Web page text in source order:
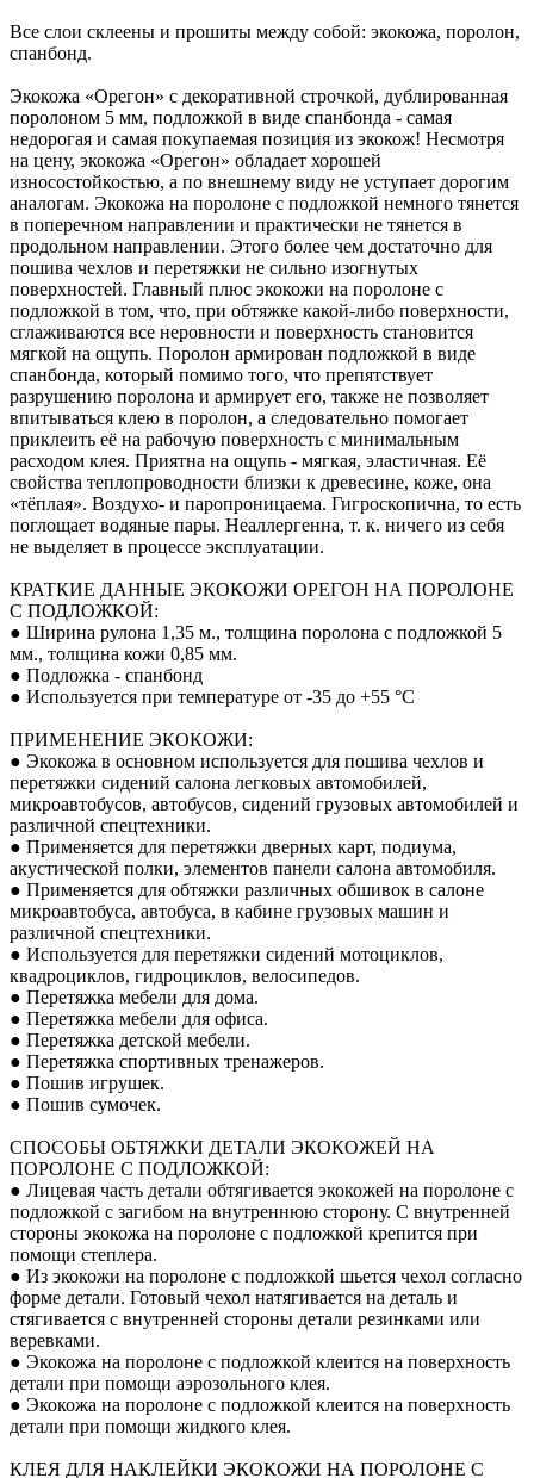
Все слои склеены и прошиты между собой: экокожа, поролон,
спанбонд.
Экокожа «Орегон» с декоративной строчкой, дублированная
поролоном 5 мм, подложкой в виде спанбонда - самая
недорогая и самая покупаемая позиция из экокож! Несмотря
на цену, экокожа «Орегон» обладает хорошей
износостойкостью, а по внешнему виду не уступает дорогим
аналогам. Экокожа на поролоне с подложкой немного тянется
в поперечном направлении и практически не тянется в
продольном направлении. Этого более чем достаточно для
пошива чехлов и перетяжки не сильно изогнутых
поверхностей. Главный плюс экокожи на поролоне с
подложкой в том, что, при обтяжке какой-либо поверхности,
сглаживаются все неровности и поверхность становится
мягкой на ощупь. Поролон армирован подложкой в виде
спанбонда, который помимо того, что препятствует
разрушению поролона и армирует его, также не позволяет
впитываться клею в поролон, а следовательно помогает
приклеить её на рабочую поверхность с минимальным
расходом клея. Приятна на ощупь - мягкая, эластичная. Её
свойства теплопроводности близки к древесине, коже, она
«тёплая». Воздухо- и паропроницаема. Гигроскопична, то есть
поглощает водяные пары. Неаллергенна, т. к. ничего из себя
не выделяет в процессе эксплуатации.
КРАТКИЕ ДАННЫЕ ЭКОКОЖИ ОРЕГОН НА ПОРОЛОНЕ
С ПОДЛОЖКОЙ:
● Ширина рулона 1,35 м., толщина поролона с подложкой 5
мм., толщина кожи 0,85 мм.
● Подложка - спанбонд
● Используется при температуре от -35 до +55 °С
ПРИМЕНЕНИЕ ЭКОКОЖИ:
● Экокожа в основном используется для пошива чехлов и
перетяжки сидений салона легковых автомобилей,
микроавтобусов, автобусов, сидений грузовых автомобилей и
различной спецтехники.
● Применяется для перетяжки дверных карт, подиума,
акустической полки, элементов панели салона автомобиля.
● Применяется для обтяжки различных обшивок в салоне
микроавтобуса, автобуса, в кабине грузовых машин и
различной спецтехники.
● Используется для перетяжки сидений мотоциклов,
квадроциклов, гидроциклов, велосипедов.
● Перетяжка мебели для дома.
● Перетяжка мебели для офиса.
● Перетяжка детской мебели.
● Перетяжка спортивных тренажеров.
● Пошив игрушек.
● Пошив сумочек.
СПОСОБЫ ОБТЯЖКИ ДЕТАЛИ ЭКОКОЖЕЙ НА
ПОРОЛОНЕ С ПОДЛОЖКОЙ:
● Лицевая часть детали обтягивается экокожей на поролоне с
подложкой с загибом на внутреннюю сторону. С внутренней
стороны экокожа на поролоне с подложкой крепится при
помощи степлера.
● Из экокожи на поролоне с подложкой шьется чехол согласно
форме детали. Готовый чехол натягивается на деталь и
стягивается с внутренней стороны детали резинками или
веревками.
● Экокожа на поролоне с подложкой клеится на поверхность
детали при помощи аэрозольного клея.
● Экокожа на поролоне с подложкой клеится на поверхность
детали при помощи жидкого клея.
КЛЕЯ ДЛЯ НАКЛЕЙКИ ЭКОКОЖИ НА ПОРОЛОНЕ С